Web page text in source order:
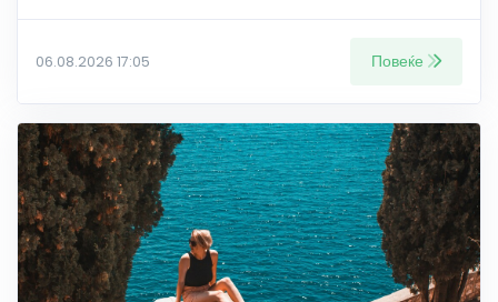
06.08.2026 17:05 Повеќе